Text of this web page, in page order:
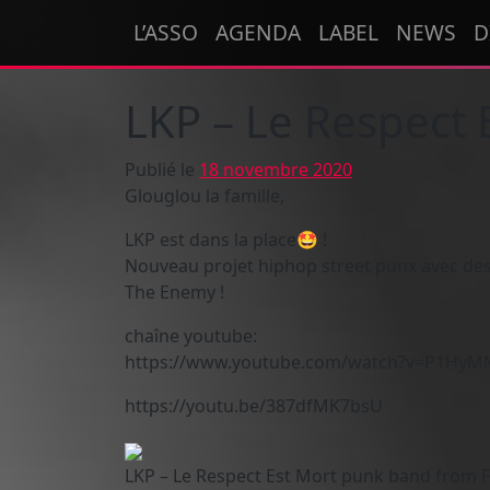
Navigation principale
L’ASSO AGENDA LABEL NEWS
LKP – Le Respect
Publié le 18 novembre 2020
Glouglou la famille,
LKP est dans la place🤩 !
Nouveau projet hiphop street punx avec
The Enemy !
chaîne youtube:
https://www.youtube.com/
https://youtu.be/387dfMK7bsU
LKP – Le Respect Est Mort punk band from